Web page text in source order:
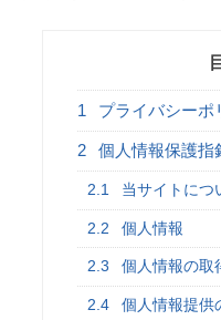
1 プライバシーポ
2 個人情報保護指
2.1 当サイトにつ
2.2 個人情報
2.3 個人情報の取
2.4 個人情報提供